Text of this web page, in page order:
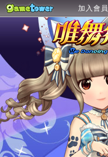
加入會員